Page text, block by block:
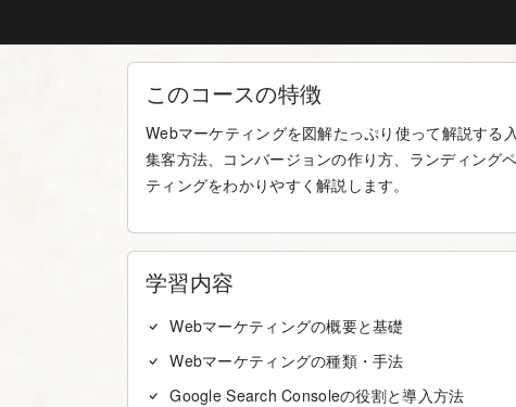
このコースの特徴
Webマーケティングを図解たっぷり使って解説する
集客方法、コンバージョンの作り方、ランディング
ティングをわかりやすく解説します。
学習内容
Webマーケティングの概要と基礎
Webマーケティングの種類・手法
Google Search Consoleの役割と導入方法